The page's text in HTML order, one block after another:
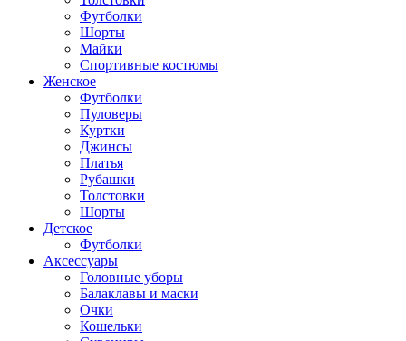
Футболки
Шорты
Майки
Спортивные костюмы
Женское
Футболки
Пуловеры
Куртки
Джинсы
Платья
Рубашки
Толстовки
Шорты
Детское
Футболки
Аксессуары
Головные уборы
Балаклавы и маски
Очки
Кошельки